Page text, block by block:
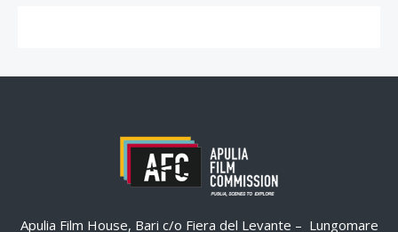
Apulia Film House, Bari c/o Fiera del Levante – Lungomare